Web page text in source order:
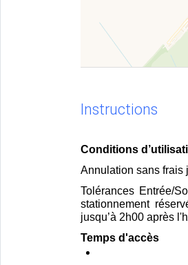
Instructions
Conditions
Annulation sans frais
Tolérances Entrée/
stationnement
jusqu’à 2h00 après
Temps d'accès